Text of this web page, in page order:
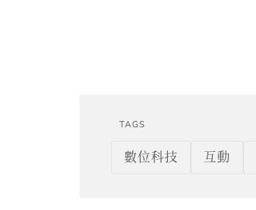
TAGS
數位科技 互動